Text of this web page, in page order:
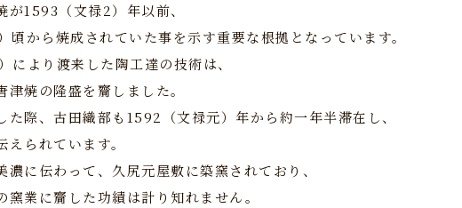
が1593（文禄2）年以前、
から焼成されていた事を示す重要な根拠となっています。
より渡来した陶工達の技術は、
焼の隆盛を齎しました。
た際、古田織部も1592（文禄元）年から約一年半滞在し、
られています。
に伝わって、久尻元屋敷に築窯されており、
業に齎した功績は計り知れません。